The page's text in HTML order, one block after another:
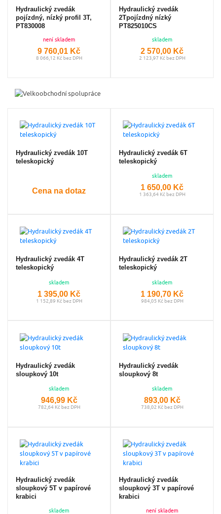
Hydraulický zvedák
pojízdný, nízký profil 3T,
PT830008
není skladem
9 760,01 Kč
8 066,12 Kč bez DPH
Hydraulický zvedák
2Tpojízdný nízký
PT825010CS
skladem
2 570,00 Kč
2 123,97 Kč bez DPH
Hydraulický zvedák 10T
teleskopický
Cena na dotaz
Hydraulický zvedák 6T
teleskopický
skladem
1 650,00 Kč
1 363,64 Kč bez DPH
Hydraulický zvedák 4T
teleskopický
skladem
1 395,00 Kč
1 152,89 Kč bez DPH
Hydraulický zvedák 2T
teleskopický
skladem
1 190,70 Kč
984,05 Kč bez DPH
Hydraulický zvedák
sloupkový 10t
skladem
946,99 Kč
782,64 Kč bez DPH
Hydraulický zvedák
sloupkový 8t
skladem
893,00 Kč
738,02 Kč bez DPH
Hydraulický zvedák
sloupkový 5T v papírové
krabici
skladem
Hydraulický zvedák
sloupkový 3T v papírové
krabici
není skladem